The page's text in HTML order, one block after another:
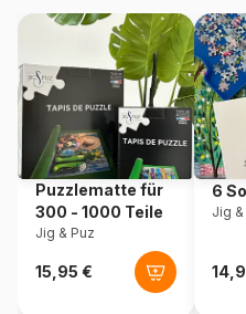
Artikelnummer
EAN
Teileanzahl
Maße
Puzzlematte für
300 - 1000 Teile
Jig & Puz
6
Jig &